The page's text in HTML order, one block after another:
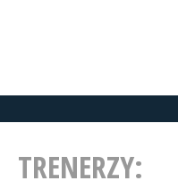
TRENERZY: